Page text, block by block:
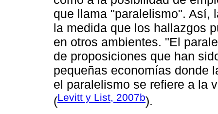
que llama "paralelismo". Así,
la medida que los hallazgos
en otros ambientes. "El
de proposiciones que han
pequeñas economías donde
el paralelismo se refiere a la
(Levitt y List, 2007b).